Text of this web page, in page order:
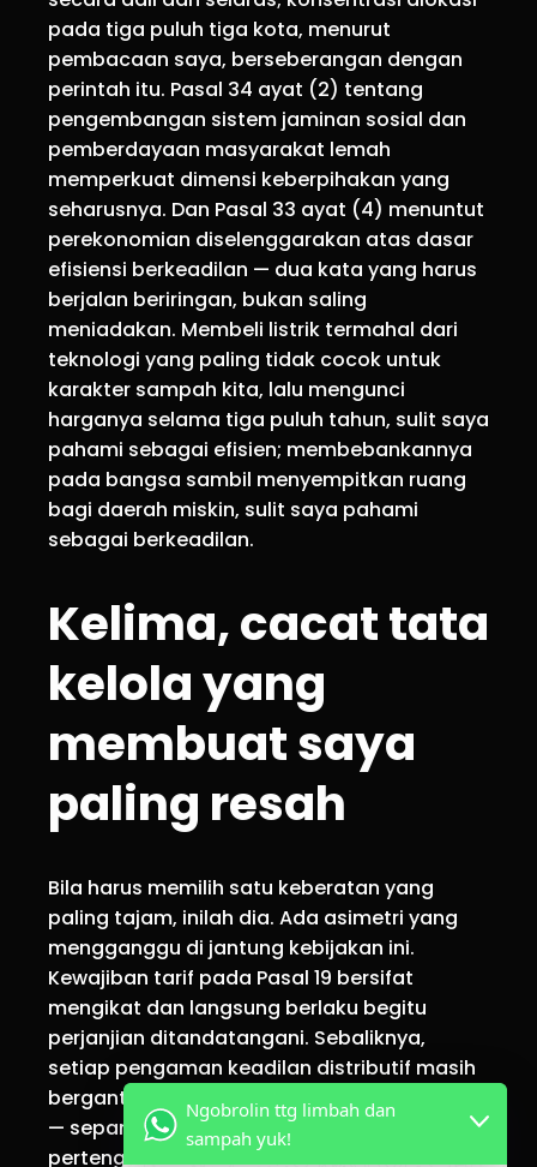
pada tiga puluh tiga kota, menurut
pembacaan saya, berseberangan dengan
perintah itu. Pasal 34 ayat (2) tentang
pengembangan sistem jaminan sosial dan
pemberdayaan masyarakat lemah
memperkuat dimensi keberpihakan yang
seharusnya. Dan Pasal 33 ayat (4) menuntut
perekonomian diselenggarakan atas dasar
efisiensi berkeadilan — dua kata yang harus
berjalan beriringan, bukan saling
meniadakan. Membeli listrik termahal dari
teknologi yang paling tidak cocok untuk
karakter sampah kita, lalu mengunci
harganya selama tiga puluh tahun, sulit saya
pahami sebagai efisien; membebankannya
pada bangsa sambil menyempitkan ruang
bagi daerah miskin, sulit saya pahami
sebagai berkeadilan.
Kelima, cacat tata
kelola yang
membuat saya
paling resah
Bila harus memilih satu keberatan yang
paling tajam, inilah dia. Ada asimetri yang
mengganggu di jantung kebijakan ini.
Kewajiban tarif pada Pasal 19 bersifat
mengikat dan langsung berlaku begitu
perjanjian ditandatangani. Sebaliknya,
setiap pengaman keadilan distributif masih
bergantung pada peraturan pelaksana yang
— sepanjang penelusuran saya hingga
pertengahan 2026 — belum saya temukan
Ngobrolin ttg limbah dan
sampah yuk!